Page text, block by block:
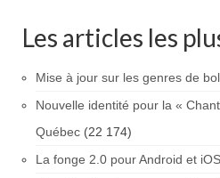
Les articles les
Mise à jour sur les genres de
Nouvelle identité pour la «
Québec (22 174)
La fonge 2.0 pour Android et iOS